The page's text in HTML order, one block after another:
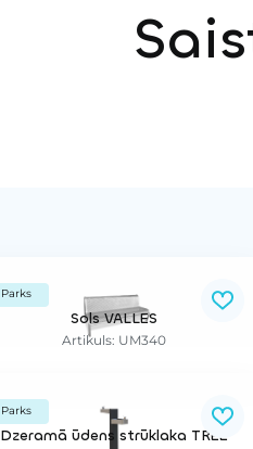
Parks
Sols VALLES
Artikuls: UM340
Parks
Dzeramā ūdens strūklaka TREE